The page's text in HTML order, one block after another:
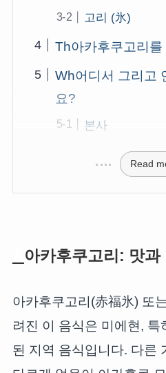
고리 (氷)
Th아카후쿠고리를
Wh어디서 그리고
요?
본사
Read
아카후쿠고리: 맛과
아카후쿠고리(赤福氷) 또
려진 이 음식은 미에현, 특
된 지역 음식입니다. 다른